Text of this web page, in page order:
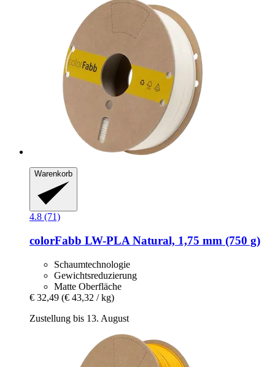
Warenkorb
4.8 (71)
colorFabb LW-​PLA Natural, 1,75 mm (750 g)
Schaumtechnologie
Gewichtsreduzierung
Matte Oberfläche
€ 32,49 (€ 43,32 / kg)
Zustellung bis 13. August